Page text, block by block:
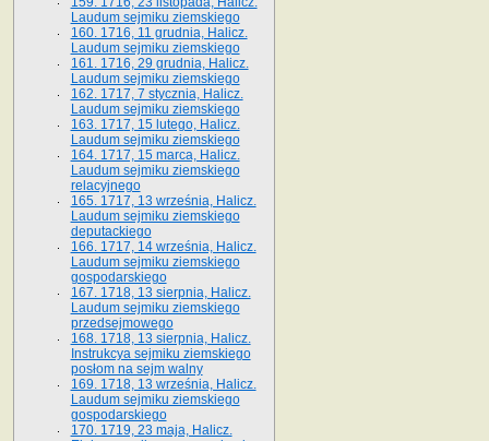
Laudum sejmiku ziemskiego
160. 1716, 11 grudnia, Halicz.
Laudum sejmiku ziemskiego
161. 1716, 29 grudnia, Halicz.
Laudum sejmiku ziemskiego
162. 1717, 7 stycznia, Halicz.
Laudum sejmiku ziemskiego
163. 1717, 15 lutego, Halicz.
Laudum sejmiku ziemskiego
164. 1717, 15 marca, Halicz.
Laudum sejmiku ziemskiego
relacyjnego
165. 1717, 13 września, Halicz.
Laudum sejmiku ziemskiego
deputackiego
166. 1717, 14 września, Halicz.
Laudum sejmiku ziemskiego
gospodarskiego
167. 1718, 13 sierpnia, Halicz.
Laudum sejmiku ziemskiego
przedsejmowego
168. 1718, 13 sierpnia, Halicz.
Instrukcya sejmiku ziemskiego
posłom na sejm walny
169. 1718, 13 września, Halicz.
Laudum sejmiku ziemskiego
gospodarskiego
170. 1719, 23 maja, Halicz.